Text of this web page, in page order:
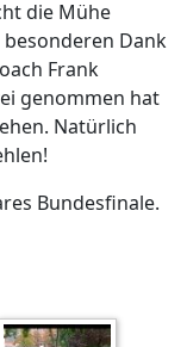
die Mühe
Dank
Frank
genommen hat
Natürlich
Bundesfinale.